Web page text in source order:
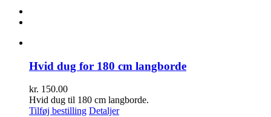
Hvid dug for 180 cm langborde
kr. 150.00
Hvid dug til 180 cm langborde.
Tilføj bestilling Detaljer